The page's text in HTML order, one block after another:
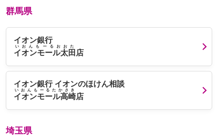
群馬県
イオン銀行
イオンモール太田
いおんもーるおおた
店
イオン銀行 イオンのほけん相談
イオンモール高崎
いおんもーるたかさき
店
埼玉県